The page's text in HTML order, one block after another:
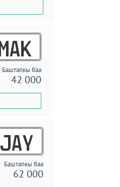
MAK
Баштапкы баа
42 000
JAY
Баштапкы баа
62 000